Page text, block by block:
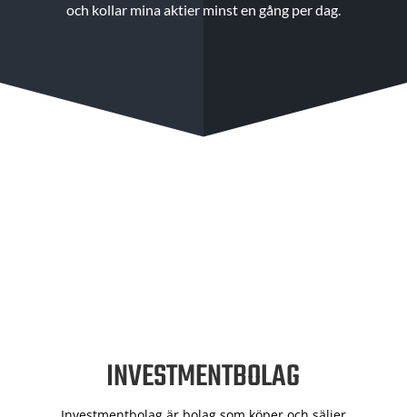
och kollar mina aktier minst en gång per dag.
INVESTMENTBOLAG